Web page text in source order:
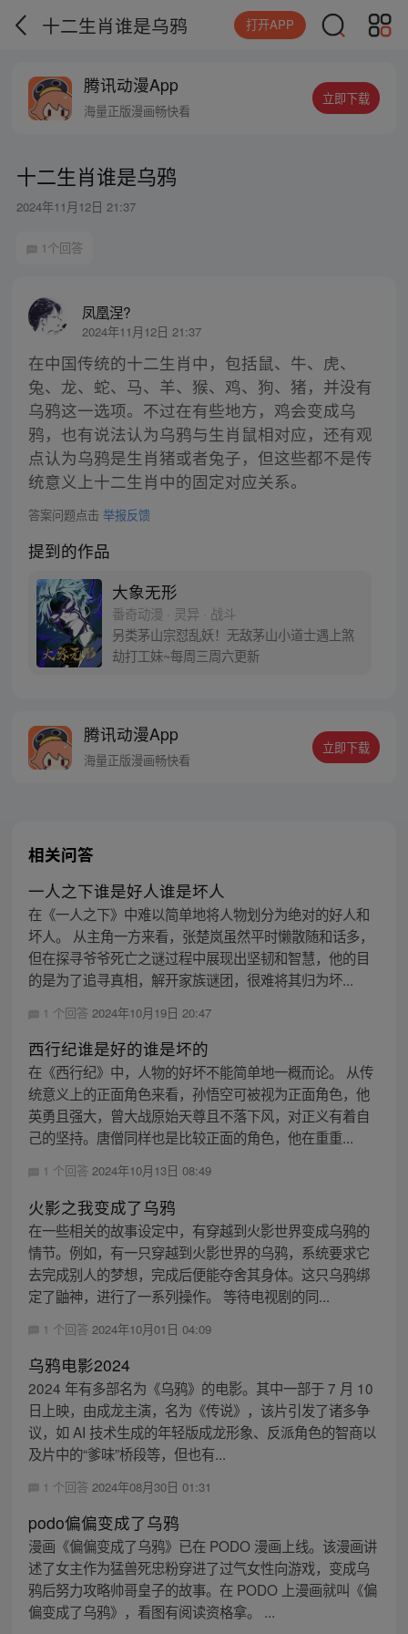
十二生肖谁是乌鸦 打开APP
腾讯动漫App
海量正版漫画畅快看
立即下载
十二生肖谁是乌鸦
2024年11月12日 21:37
1个回答
凤凰涅?
2024年11月12日 21:37
在中国传统的十二生肖中，包括鼠、牛、虎、
兔、龙、蛇、马、羊、猴、鸡、狗、猪，并没有
乌鸦这一选项。不过在有些地方，鸡会变成乌
鸦，也有说法认为乌鸦与生肖鼠相对应，还有观
点认为乌鸦是生肖猪或者兔子，但这些都不是传
统意义上十二生肖中的固定对应关系。
答案问题点击 举报反馈
提到的作品
大象无形
番奇动漫 · 灵异 · 战斗
另类茅山宗怼乱妖！无敌茅山小道士遇上煞
劫打工妹~每周三周六更新
腾讯动漫App
海量正版漫画畅快看
立即下载
相关问答
一人之下谁是好人谁是坏人
在《一人之下》中难以简单地将人物划分为绝对的好人和
坏人。 从主角一方来看，张楚岚虽然平时懒散随和话多，
但在探寻爷爷死亡之谜过程中展现出坚韧和智慧，他的目
的是为了追寻真相，解开家族谜团，很难将其归为坏...
1 个回答 2024年10月19日 20:47
西行纪谁是好的谁是坏的
在《西行纪》中，人物的好坏不能简单地一概而论。 从传
统意义上的正面角色来看，孙悟空可被视为正面角色，他
英勇且强大，曾大战原始天尊且不落下风，对正义有着自
己的坚持。唐僧同样也是比较正面的角色，他在重重...
1 个回答 2024年10月13日 08:49
火影之我变成了乌鸦
在一些相关的故事设定中，有穿越到火影世界变成乌鸦的
情节。例如，有一只穿越到火影世界的乌鸦，系统要求它
去完成别人的梦想，完成后便能夺舍其身体。这只乌鸦绑
定了鼬神，进行了一系列操作。 等待电视剧的同...
1 个回答 2024年10月01日 04:09
乌鸦电影2024
2024 年有多部名为《乌鸦》的电影。其中一部于 7 月 10
日上映，由成龙主演，名为《传说》，该片引发了诸多争
议，如 AI 技术生成的年轻版成龙形象、反派角色的智商以
及片中的“爹味”桥段等，但也有...
1 个回答 2024年08月30日 01:31
podo偏偏变成了乌鸦
漫画《偏偏变成了乌鸦》已在 PODO 漫画上线。该漫画讲
述了女主作为猛兽死忠粉穿进了过气女性向游戏，变成乌
鸦后努力攻略帅哥皇子的故事。在 PODO 上漫画就叫《偏
偏变成了乌鸦》，看图有阅读资格拿。 ...